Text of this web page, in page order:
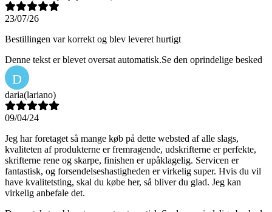
23/07/26
Bestillingen var korrekt og blev leveret hurtigt
Denne tekst er blevet oversat automatisk.Se den oprindelige besked
D
daria(lariano)
09/04/24
Jeg har foretaget så mange køb på dette websted af alle slags,
kvaliteten af produkterne er fremragende, udskrifterne er perfekte,
skrifterne rene og skarpe, finishen er upåklagelig. Servicen er
fantastisk, og forsendelseshastigheden er virkelig super. Hvis du vil
have kvalitetsting, skal du købe her, så bliver du glad. Jeg kan
virkelig anbefale det.